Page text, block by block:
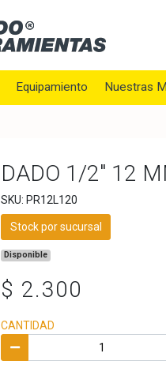
Equipamiento Nuestras
DADO 1/2" 12
SKU: PR12L120
Stock por sucursal
Disponible
$ 2.300
CANTIDAD